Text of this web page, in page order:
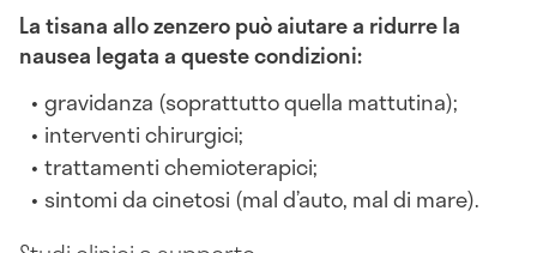
La tisana allo zenzero può aiutare a ridurre la
nausea legata a queste condizioni:
gravidanza (soprattutto quella mattutina);
interventi chirurgici;
trattamenti chemioterapici;
sintomi da cinetosi (mal d’auto, mal di mare).